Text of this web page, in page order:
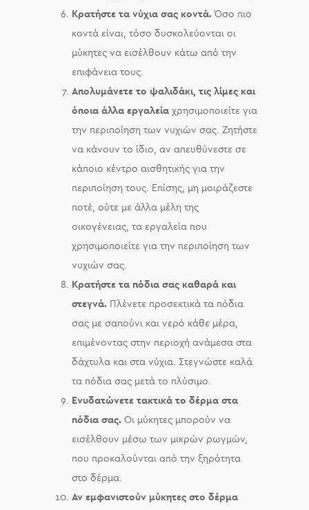
Κρατήστε τα νύχια σας κοντά. Όσο πιο
κοντά είναι, τόσο δυσκολεύονται οι
μύκητες να εισέλθουν κάτω από την
επιφάνεια τους.
Απολυμάνετε το ψαλιδάκι, τις λίμες και
όποια άλλα εργαλεία χρησιμοποιείτε για
την περιποίηση των νυχιών σας. Ζητήστε
να κάνουν το ίδιο, αν απευθύνεστε σε
κάποιο κέντρο αισθητικής για την
περιποίηση τους. Επίσης, μη μοιράζεστε
ποτέ, ούτε με άλλα μέλη της
οικογένειας, τα εργαλεία που
χρησιμοποιείτε για την περιποίηση των
νυχιών σας.
Κρατήστε τα πόδια σας καθαρά και
στεγνά. Πλένετε προσεκτικά τα πόδια
σας με σαπούνι και νερό κάθε μέρα,
επιμένοντας στην περιοχή ανάμεσα στα
δάχτυλα και στα νύχια. Στεγνώστε καλά
τα πόδια σας μετά το πλύσιμο.
Ενυδατώνετε τακτικά το δέρμα στα
πόδια σας. Οι μύκητες μπορούν να
εισέλθουν μέσω των μικρών ρωγμών,
που προκαλούνται από την ξηρότητα
στο δέρμα.
Αν εμφανιστούν μύκητες στο δέρμα